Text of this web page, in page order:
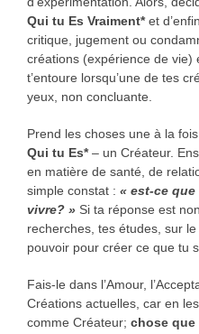
Qui tu Es Vraiment*et
critique, jugement ou
créations (expérience de vie)
t’entoure lorsqu’une de tes
yeux, non concluante.
Prend les choses une à la
Qui tu Es*– un Créateur.
en matière de santé, de
simple constat : « est-ce que
vivre? »Si ta réponse est
recherches, tes études, sur
pouvoir pour créer ce que tu
Fais-le dans l’Amour,
Créations actuelles, car en
comme Créateur; chose que